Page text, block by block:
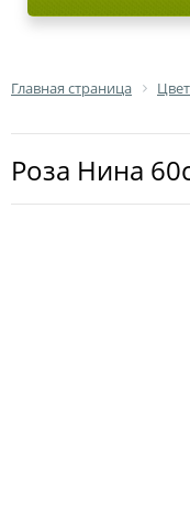
Главная страница
роза Нина